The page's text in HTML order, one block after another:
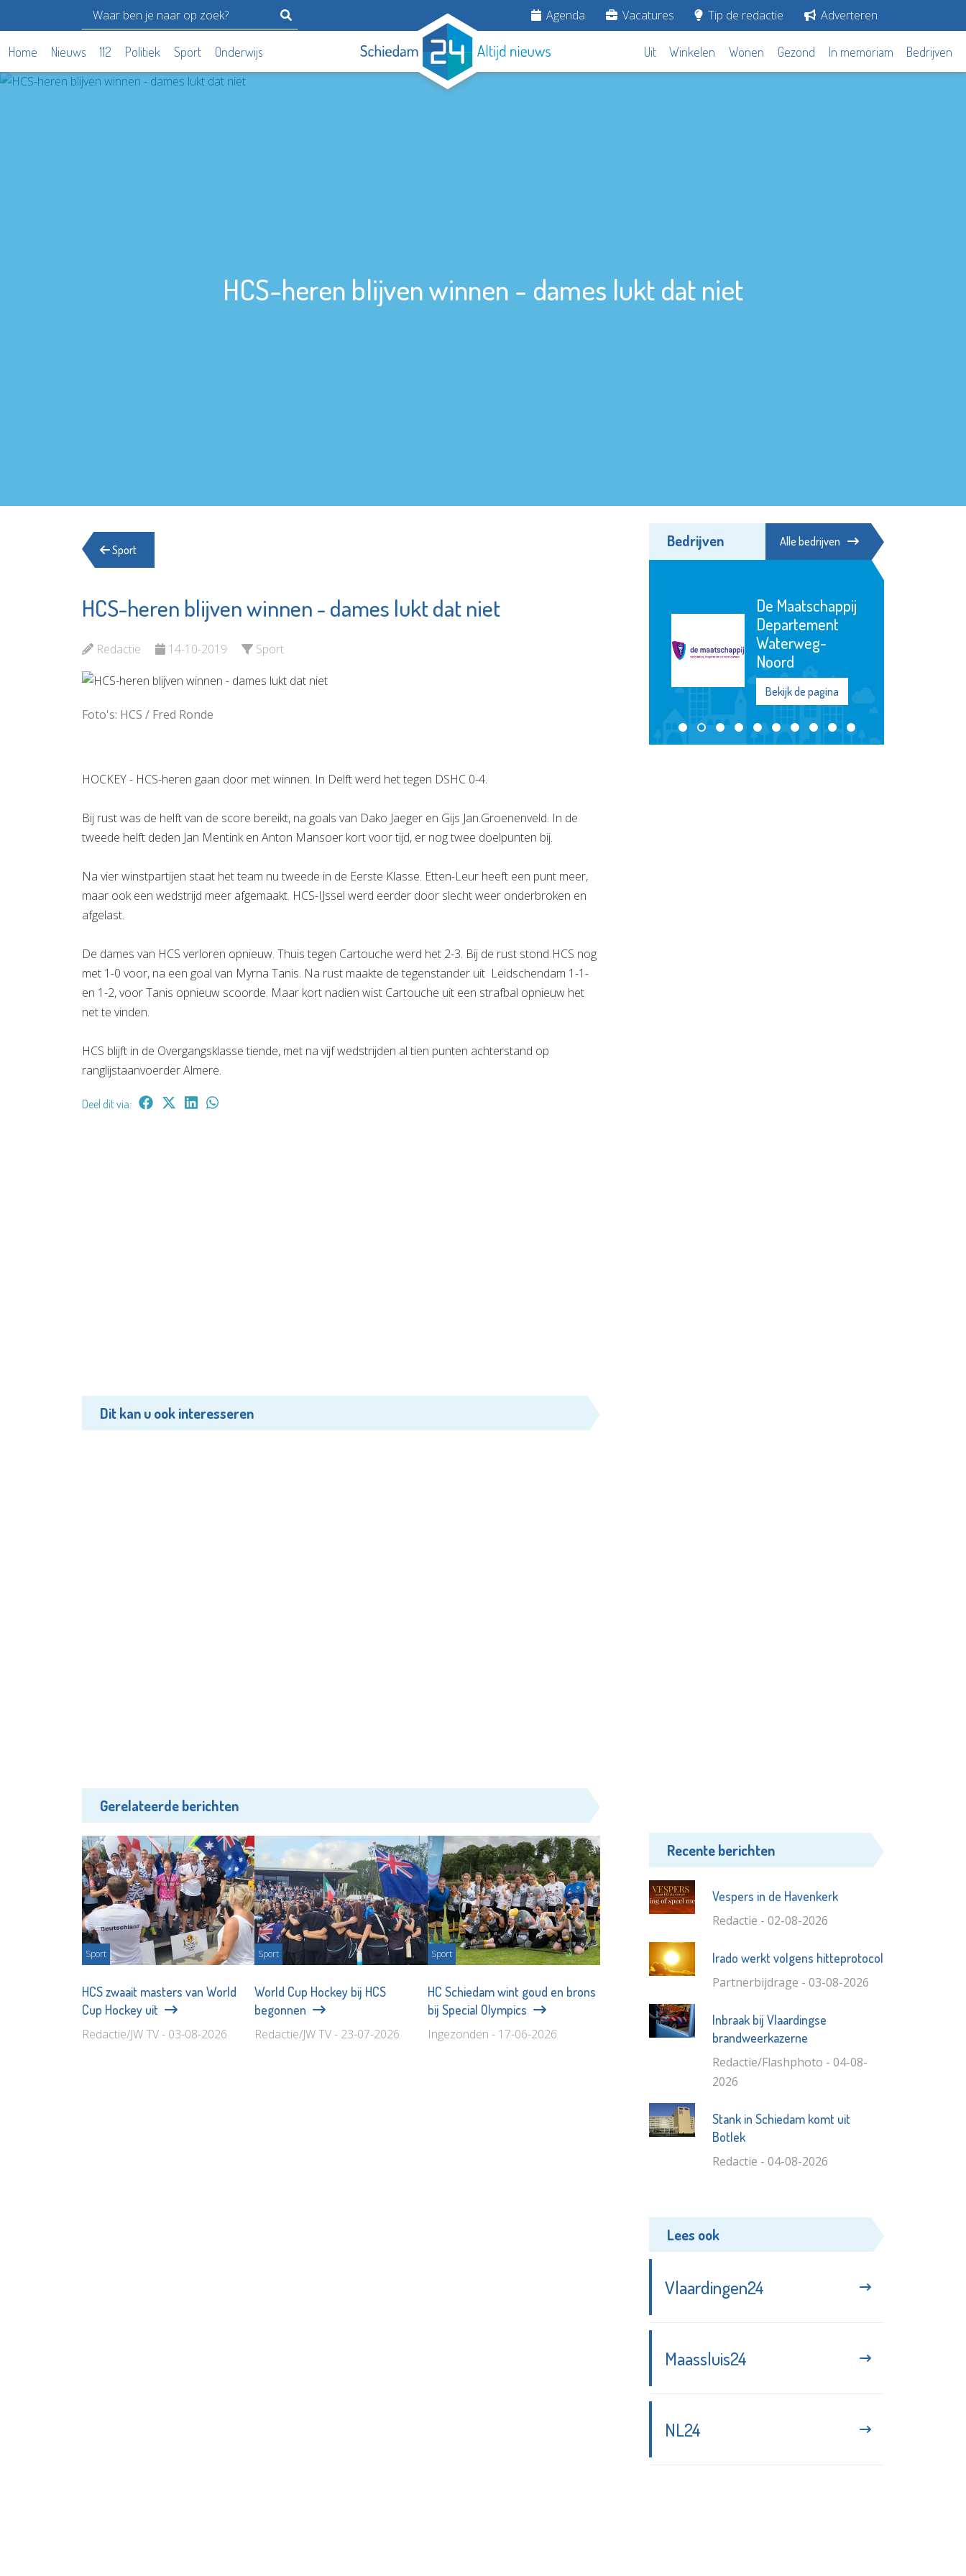
Agenda Vacatures Tip de redactie Adverteren
Home Nieuws 112 Politiek Sport Onderwijs Uit Winkelen Wonen Gezond In memoriam Bedrijven
HCS-heren blijven winnen - dames lukt dat niet
Sport
HCS-heren blijven winnen - dames lukt dat niet
Redactie 14-10-2019 Sport
Foto's: HCS / Fred Ronde
HOCKEY - HCS-heren gaan door met winnen. In Delft werd het tegen DSHC 0-4.
Bij rust was de helft van de score bereikt, na goals van Dako Jaeger en Gijs Jan.Groenenveld. In de
tweede helft deden Jan Mentink en Anton Mansoer kort voor tijd, er nog twee doelpunten bij.
Na vier winstpartijen staat het team nu tweede in de Eerste Klasse. Etten-Leur heeft een punt meer,
maar ook een wedstrijd meer afgemaakt. HCS-IJssel werd eerder door slecht weer onderbroken en
afgelast.
De dames van HCS verloren opnieuw. Thuis tegen Cartouche werd het 2-3. Bij de rust stond HCS nog
met 1-0 voor, na een goal van Myrna Tanis. Na rust maakte de tegenstander uit Leidschendam 1-1-
en 1-2, voor Tanis opnieuw scoorde. Maar kort nadien wist Cartouche uit een strafbal opnieuw het
net te vinden.
HCS blijft in de Overgangsklasse tiende, met na vijf wedstrijden al tien punten achterstand op
ranglijstaanvoerder Almere.
Deel dit via:
Dit kan u ook interesseren
Gerelateerde berichten
Sport
HCS zwaait masters van World
Cup Hockey uit
Redactie/JW TV - 03-08-2026
Sport
World Cup Hockey bij HCS
begonnen
Redactie/JW TV - 23-07-2026
Sport
HC Schiedam wint goud en brons
bij Special Olympics
Ingezonden - 17-06-2026
Bedrijven Alle bedrijven
Franciscus
Fundament
Bekijk de pagina
Het Goed
Schiedam
Bekijk de pagina
Recente berichten
Vespers in de Havenkerk
Redactie - 02-08-2026
Irado werkt volgens hitteprotocol
Partnerbijdrage - 03-08-2026
Inbraak bij Vlaardingse
brandweerkazerne
Redactie/Flashphoto - 04-08-
2026
Stank in Schiedam komt uit
Botlek
Redactie - 04-08-2026
Lees ook
Vlaardingen24
Maassluis24
NL24